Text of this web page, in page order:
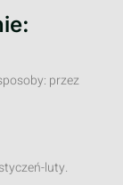
przez
luty.